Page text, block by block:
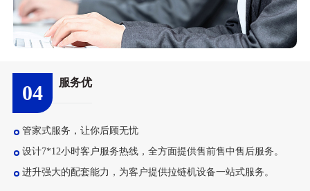
04 服务优
管家式服务，让你后顾无忧
设计7*12小时客户服务热线，全方面提供售前售中售后服务。
进升强大的配套能力，为客户提供拉链机设备一站式服务。